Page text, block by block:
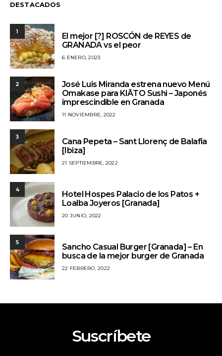
DESTACADOS
1
El mejor [?] ROSCÓN de REYES de
GRANADA vs el peor
6 ENERO, 2023
2
José Luis Miranda estrena nuevo Menú
Omakase para KIĀTO Sushi – Japonés
imprescindible en Granada
11 NOVIEMBRE, 2022
3
Cana Pepeta – Sant Llorenç de Balafia
[Ibiza]
21 SEPTIEMBRE, 2022
4
Hotel Hospes Palacio de los Patos +
Loalba Joyeros [Granada]
20 JUNIO, 2022
5
Sancho Casual Burger [Granada] – En
busca de la mejor burger de Granada
22 FEBRERO, 2022
Suscríbete